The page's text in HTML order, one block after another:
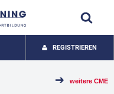
REGISTRIEREN
weitere CME